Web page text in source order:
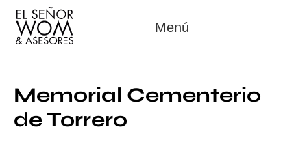
Menú
Memorial Cementerio
de Torrero